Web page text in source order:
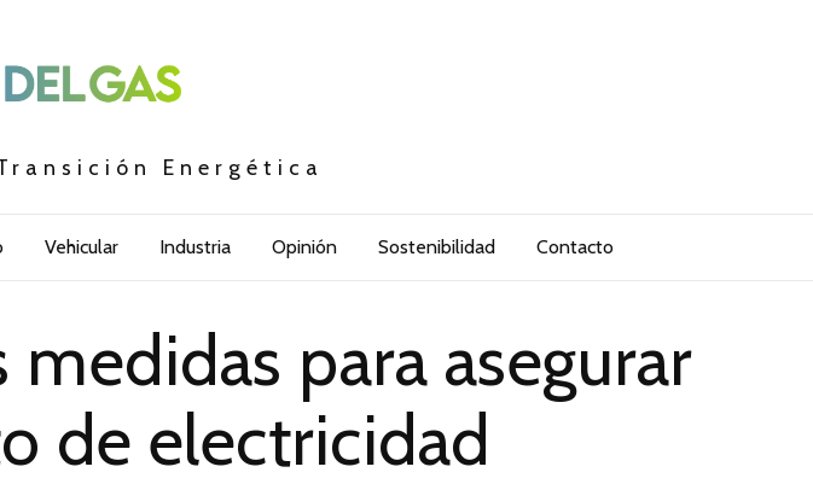
Energética
Vehicular Industria Opinión Sostenibilidad Contacto
medidas para asegurar
de electricidad